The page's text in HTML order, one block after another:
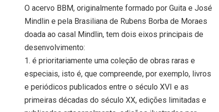
O acervo BBM, originalmente formado por Guita e José
Mindlin e pela Brasiliana de Rubens Borba de Moraes
doada ao casal Mindlin, tem dois eixos principais de
desenvolvimento:
1. é prioritariamente uma coleção de obras raras e
especiais, isto é, que compreende, por exemplo, livros
e periódicos publicados entre o século XVI e as
primeiras décadas do século XX, edições limitadas e